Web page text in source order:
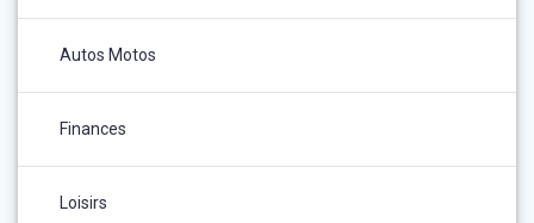
Autos Motos
Finances
Loisirs